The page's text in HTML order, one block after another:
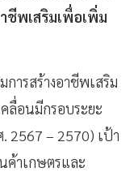
ชีพเสริมเพื่อเพิ่ม
การสร้างอาชีพเสริม
ลื่อนมีกรอบระยะ
2567 – 2570) เป้า
ค้าเกษตรและ